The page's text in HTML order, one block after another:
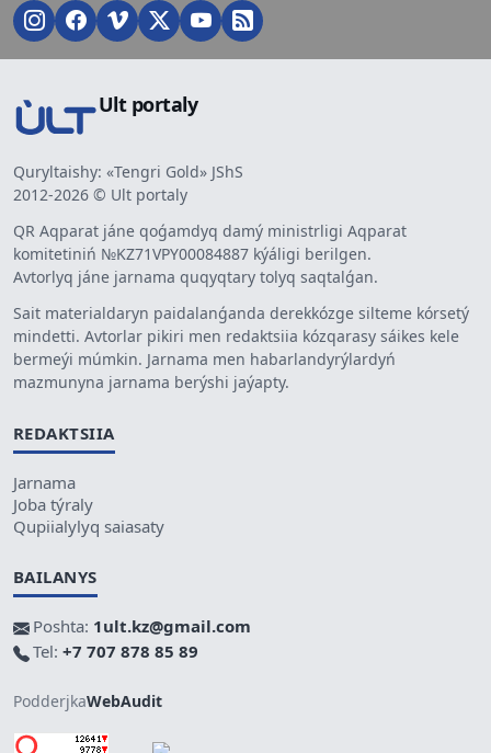
Ult portaly
Quryltaishy: «Tengri Gold» JShS
2012-2026 © Ult portaly
QR Aqparat jáne qoǵamdyq damý ministrligi Aqparat
komitetiniń №KZ71VPY00084887 kýáligi berilgen.
Avtorlyq jáne jarnama quqyqtary tolyq saqtalǵan.
Sait materialdaryn paidalanǵanda derekkózge silteme kórsetý
mindetti. Avtorlar pikiri men redaktsiia kózqarasy sáikes kele
bermeýi múmkin. Jarnama men habarlandyrýlardyń
mazmunyna jarnama berýshi jaýapty.
REDAKTSIIA
Jarnama
Joba týraly
Qupiialylyq saiasaty
BAILANYS
Poshta: 1ult.kz@gmail.com
Tel: +7 707 878 85 89
PodderjkaWebAudit